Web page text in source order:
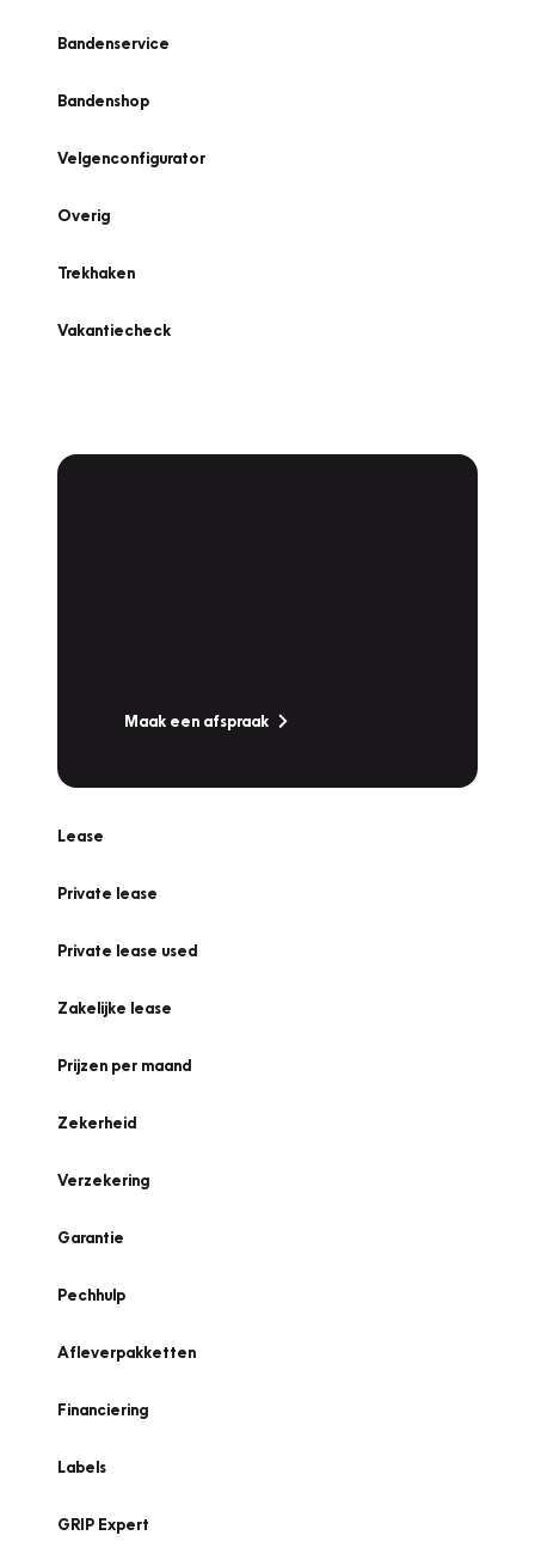
Bandenservice
Bandenshop
Velgenconfigurator
Overig
Trekhaken
Vakantiecheck
Maak een afspraak
Lease
Private lease
Private lease used
Zakelijke lease
Prijzen per maand
Zekerheid
Verzekering
Garantie
Pechhulp
Afleverpakketten
Financiering
Labels
GRIP Expert